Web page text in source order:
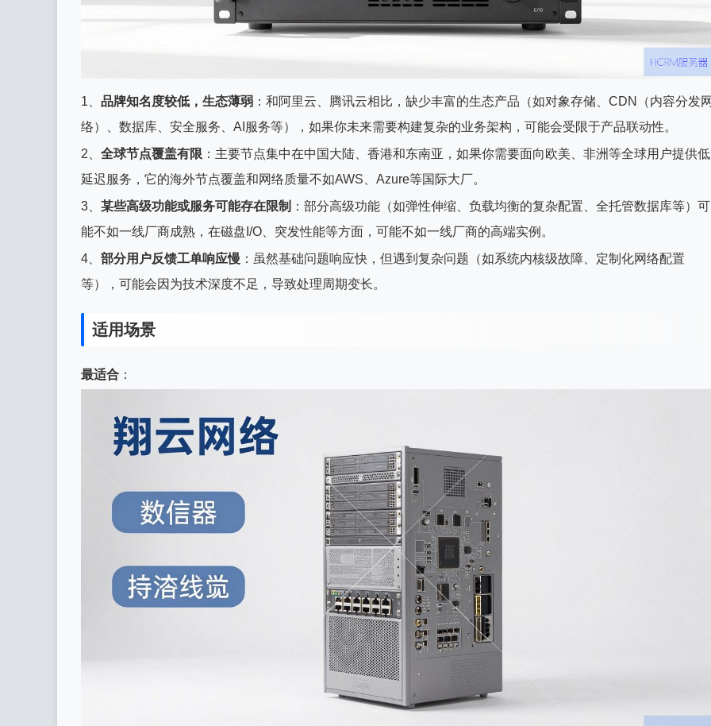
1、 品牌知名度较低，生态薄弱 ：和阿里云、腾讯云相比，缺少丰富的生态产品（如对象存储、CDN（内容分发
络）、数据库、安全服务、AI服务等），如果你未来需要构建复杂的业务架构，可能会受限于产品联动性。
2、 全球节点覆盖有限 ：主要节点集中在中国大陆、香港和东南亚，如果你需要面向欧美、非洲等全球用户提供低
延迟服务，它的海外节点覆盖和网络质量不如AWS、Azure等国际大厂。
3、 某些高级功能或服务可能存在限制 ：部分高级功能（如弹性伸缩、负载均衡的复杂配置、全托管数据库等）可
能不如一线厂商成熟，在磁盘I/O、突发性能等方面，可能不如一线厂商的高端实例。
4、 部分用户反馈工单响应慢 ：虽然基础问题响应快，但遇到复杂问题（如系统内核级故障、定制化网络配置
等），可能会因为技术深度不足，导致处理周期变长。
适用场景
最适合 ：